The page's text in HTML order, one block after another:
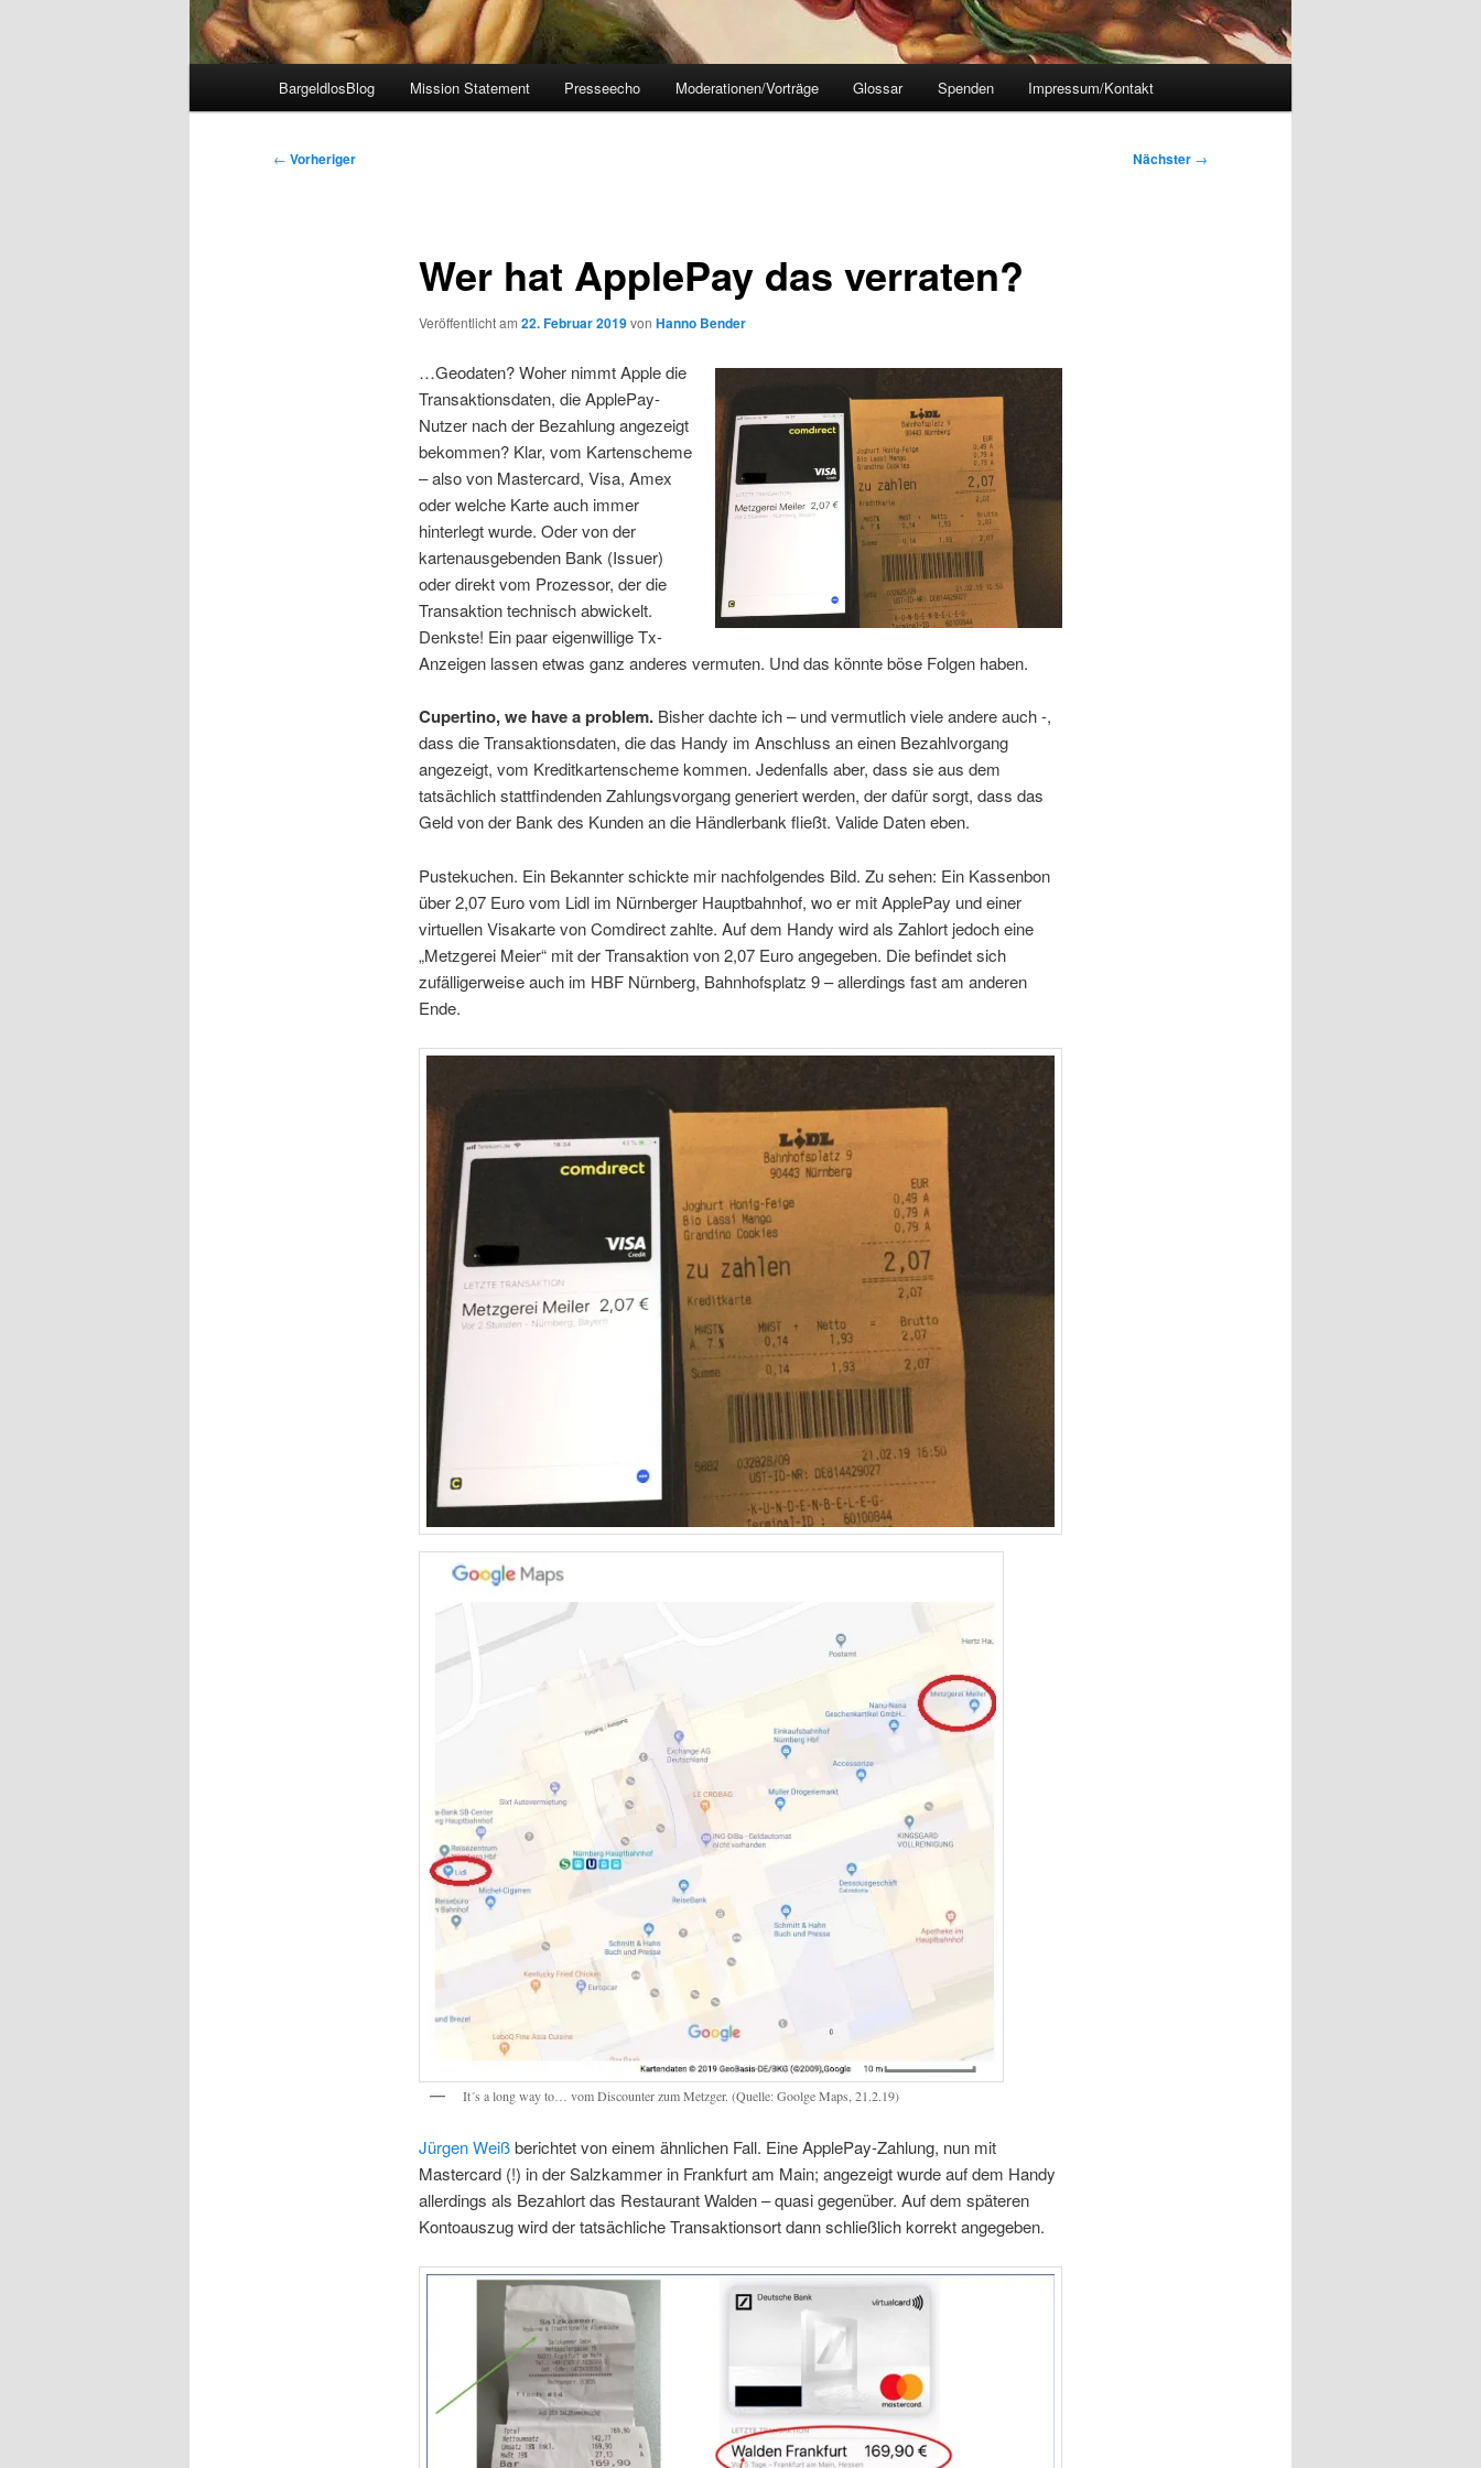
BargeldlosBlog Mission Statement Presseecho Moderationen/Vorträge Glossar Spenden Impressum/Kontakt
Beitragsnavigation
← Vorheriger Nächster →
Wer hat ApplePay das verraten?
Veröffentlicht am 22. Februar 2019von Hanno Bender
…Geodaten? Woher nimmt Apple die
Transaktionsdaten, die ApplePay-
Nutzer nach der Bezahlung angezeigt
bekommen? Klar, vom Kartenscheme
– also von Mastercard, Visa, Amex
oder welche Karte auch immer
hinterlegt wurde. Oder von der
kartenausgebenden Bank (Issuer)
oder direkt vom Prozessor, der die
Transaktion technisch abwickelt.
Denkste! Ein paar eigenwillige Tx-
Anzeigen lassen etwas ganz anderes vermuten. Und das könnte böse Folgen haben.
Cupertino, we have a problem.Bisher dachte ich – und vermutlich viele andere auch -,
dass die Transaktionsdaten, die das Handy im Anschluss an einen Bezahlvorgang
angezeigt, vom Kreditkartenscheme kommen. Jedenfalls aber, dass sie aus dem
tatsächlich stattfindenden Zahlungsvorgang generiert werden, der dafür sorgt, dass das
Geld von der Bank des Kunden an die Händlerbank fließt. Valide Daten eben.
Pustekuchen. Ein Bekannter schickte mir nachfolgendes Bild. Zu sehen: Ein Kassenbon
über 2,07 Euro vom Lidl im Nürnberger Hauptbahnhof, wo er mit ApplePay und einer
virtuellen Visakarte von Comdirect zahlte. Auf dem Handy wird als Zahlort jedoch eine
„Metzgerei Meier“ mit der Transaktion von 2,07 Euro angegeben. Die befindet sich
zufälligerweise auch im HBF Nürnberg, Bahnhofsplatz 9 – allerdings fast am anderen
Ende.
It´s a long way to… vom Discounter zum Metzger. (Quelle: Goolge Maps, 21.2.19)
Jürgen Weißberichtet von einem ähnlichen Fall. Eine ApplePay-Zahlung, nun mit
Mastercard (!) in der Salzkammer in Frankfurt am Main; angezeigt wurde auf dem Handy
allerdings als Bezahlort das Restaurant Walden – quasi gegenüber. Auf dem späteren
Kontoauszug wird der tatsächliche Transaktionsort dann schließlich korrekt angegeben.